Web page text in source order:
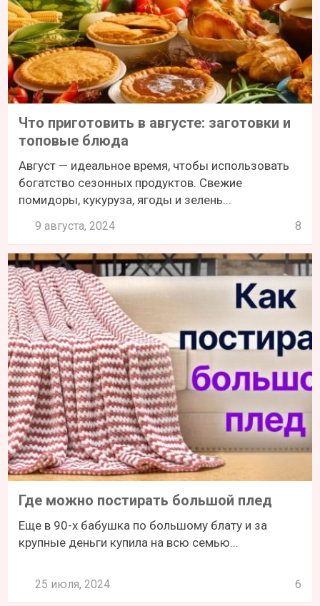
Что приготовить в августе: заготовки и
топовые блюда
Август — идеальное время, чтобы использовать
богатство сезонных продуктов. Свежие
помидоры, кукуруза, ягоды и зелень...
9 августа, 2024 8
Где можно постирать большой плед
Еще в 90-х бабушка по большому блату и за
крупные деньги купила на всю семью...
25 июля, 2024 6